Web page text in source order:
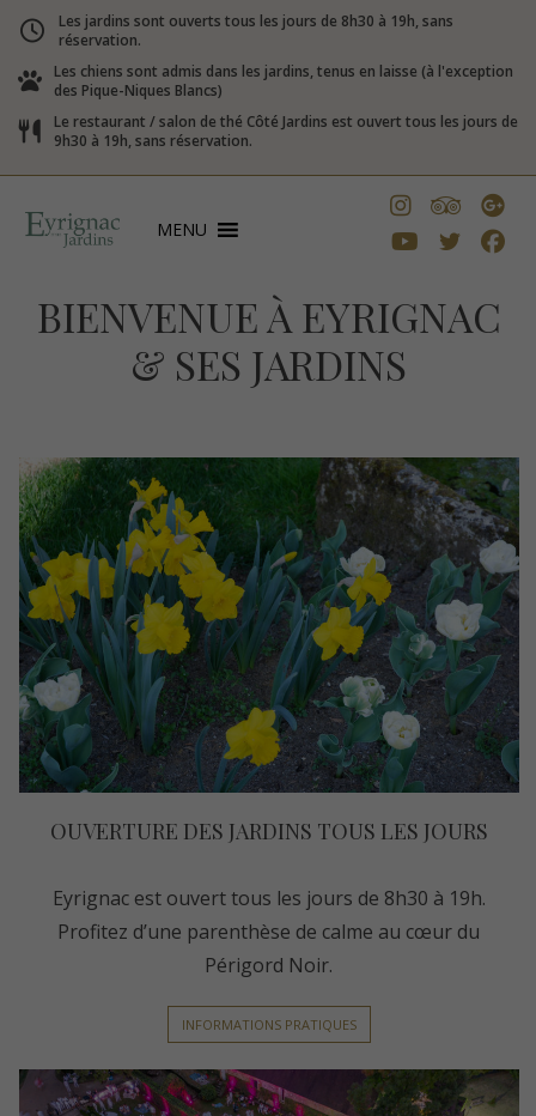
Les jardins sont ouverts tous les jours de 8h30 à 19h, sans
réservation.
Les chiens sont admis dans les jardins, tenus en laisse (à l'exception
des Pique-Niques Blancs)
Le restaurant / salon de thé Côté Jardins est ouvert tous les jours de
9h30 à 19h, sans réservation.
MENU
BIENVENUE À EYRIGNAC
& SES JARDINS
OUVERTURE DES JARDINS TOUS LES JOURS
Eyrignac est ouvert tous les jours de 8h30 à 19h.
Profitez d’une parenthèse de calme au cœur du
Périgord Noir.
INFORMATIONS PRATIQUES